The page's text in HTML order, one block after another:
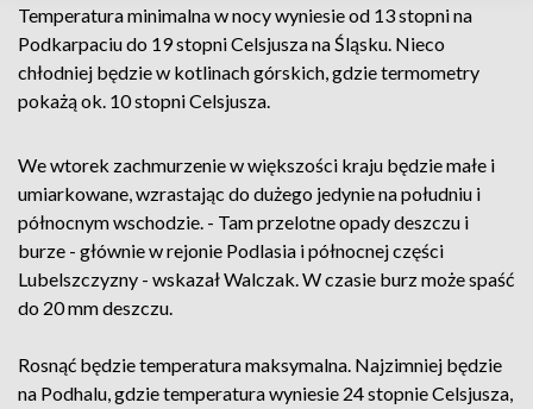
Temperatura minimalna w nocy wyniesie od 13 stopni na
Podkarpaciu do 19 stopni Celsjusza na Śląsku. Nieco
chłodniej będzie w kotlinach górskich, gdzie termometry
pokażą ok. 10 stopni Celsjusza.
We wtorek zachmurzenie w większości kraju będzie małe i
umiarkowane, wzrastając do dużego jedynie na południu i
północnym wschodzie. - Tam przelotne opady deszczu i
burze - głównie w rejonie Podlasia i północnej części
Lubelszczyzny - wskazał Walczak. W czasie burz może spaść
do 20 mm deszczu.
Rosnąć będzie temperatura maksymalna. Najzimniej będzie
na Podhalu, gdzie temperatura wyniesie 24 stopnie Celsjusza,